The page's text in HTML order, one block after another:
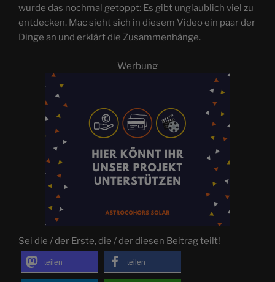
wurde das nochmal getoppt: Es gibt unglaublich viel zu
entdecken. Mac sieht sich in diesem Video ein paar der
Dinge an und erklärt die Zusammenhänge.
Werbung
Sei die / der Erste, die / der diesen Beitrag teilt!
teilen teilen